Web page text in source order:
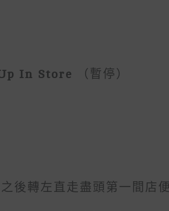
In Store （暫停）
後轉左直走盡頭第一間店